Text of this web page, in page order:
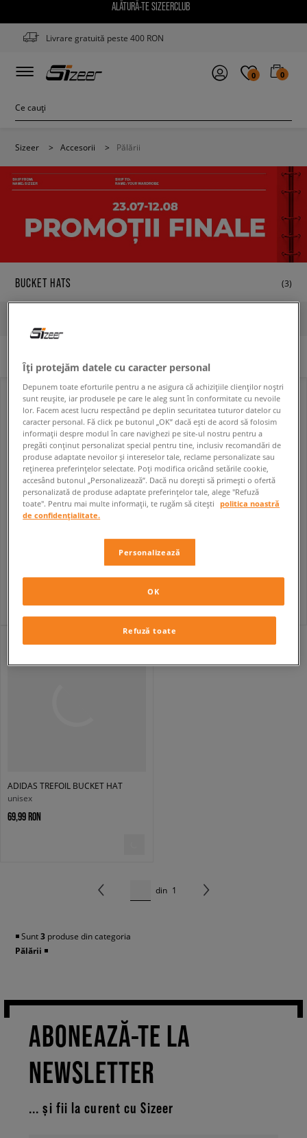
ALĂTURĂ-TE SIZEERCLUB
Livrare gratuită peste 400 RON
0 0
Sizeer > Accesorii > Pălării
BUCKET HATS (3)
CONFRONT PĂLĂRIE CONFRONT\PĂLĂRIE OCONEE
21,99 RON - cel mai mic preț
bărbați
39,99 RON
44,99 RON - cel mai mic preț
ADIDAS TREFOIL BUCKET HAT
unisex
69,99 RON
din 1
◾️ Sunt3 produse din categoria
Pălării ◾️
ABONEAZĂ-TE LA
NEWSLETTER
... și fii la curent cu Sizeer
Îți protejăm datele cu caracter personal
Depunem toate eforturile pentru a ne asigura că achizițiile clienților noștri
sunt reușite, iar produsele pe care le aleg sunt în conformitate cu nevoile
lor. Facem acest lucru respectând pe deplin securitatea tuturor datelor cu
caracter personal. Fă click pe butonul „OK” dacă ești de acord să folosim
informații despre modul în care navighezi pe site-ul nostru pentru a
pregăti conținut personalizat special pentru tine, inclusiv recomandări de
produse adaptate nevoilor și intereselor tale, reclame personalizate sau
reținerea preferințelor selectate. Poți modifica oricând setările cookie,
accesând butonul „Personalizează”. Dacă nu dorești să primești o ofertă
personalizată de produse adaptate preferințelor tale, alege "Refuză
toate". Pentru mai multe informații, te rugăm să citești
politica noastră
de confidențialitate.
Personalizează
Refuză toate
OK